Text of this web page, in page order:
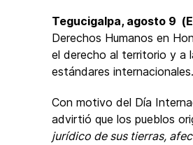
Tegucigalpa, agosto 9
Derechos Humanos en
el derecho al territorio y a
estándares internacionales.
Con motivo del Día
advirtió que los pueblos
jurídico de sus tierras,